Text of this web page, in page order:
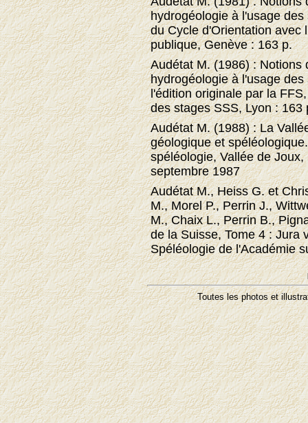
hydrogéologie à l'usage
du Cycle d'Orientation avec
publique, Genève : 163 p.
Audétat M. (1986) : Notions
hydrogéologie à l'usage
l'édition originale par la
des stages SSS, Lyon : 163
Audétat M. (1988) : La
géologique et
spéléologie, Vallée de
septembre 1987
Audétat M., Heiss G. et
M., Morel P., Perrin J.,
M., Chaix L., Perrin B.,
de la Suisse, Tome 4 : Jura
Spéléologie de l'Académie
Toutes les photos et